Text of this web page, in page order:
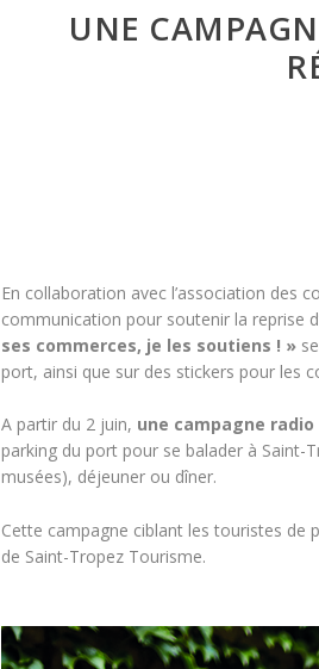
UNE
En collaboration avec l’association des
communication pour soutenir la reprise
ses commerces, je les soutiens ! »
port, ainsi que sur des stickers pour les
A partir du 2 juin, une campagne radio
parking du port pour se balader à Saint-
musées), déjeuner ou dîner.
Cette campagne ciblant les touristes de
de Saint-Tropez Tourisme.